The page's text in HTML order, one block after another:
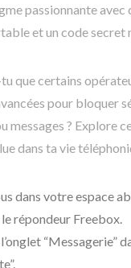
passionnante avec
et un code secret
tu que certains
pour bloquer
messages ? Explore
dans ta vie
dans votre espace
répondeur Freebox.
“Messagerie”